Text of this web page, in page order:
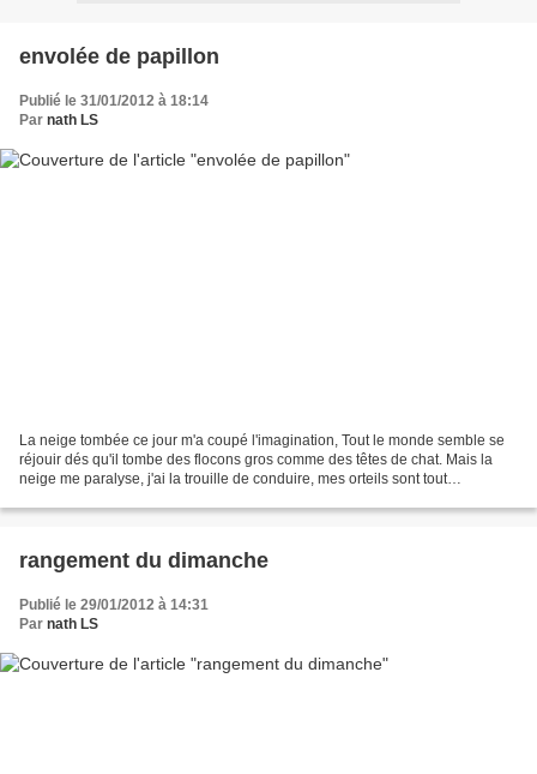
envolée de papillon
Publié le 31/01/2012 à 18:14
Par nath LS
La neige tombée ce jour m'a coupé l'imagination, Tout le monde semble se
réjouir dés qu'il tombe des flocons gros comme des têtes de chat. Mais la
neige me paralyse, j'ai la trouille de conduire, mes orteils sont tout
rangement du dimanche
Publié le 29/01/2012 à 14:31
Par nath LS